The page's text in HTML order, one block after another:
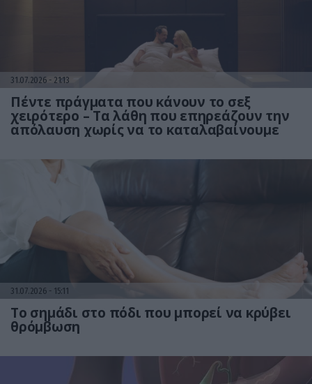
31.07.2026 21:13
Πέντε πράγματα που κάνουν το σεξ
χειρότερο – Τα λάθη που επηρεάζουν την
απόλαυση χωρίς να το καταλαβαίνουμε
31.07.2026 15:11
Το σημάδι στο πόδι που μπορεί να κρύβει
θρόμβωση